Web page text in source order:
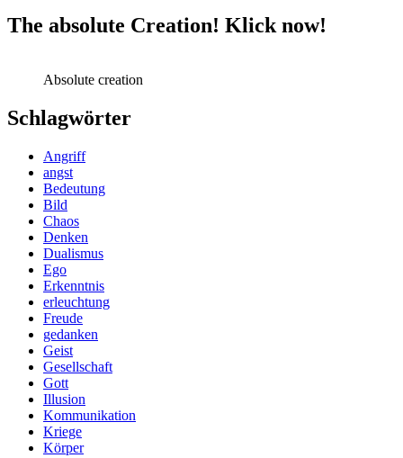
The absolute Creation! Klick now!
Absolute creation
Schlagwörter
Angriff
angst
Bedeutung
Bild
Chaos
Denken
Dualismus
Ego
Erkenntnis
erleuchtung
Freude
gedanken
Geist
Gesellschaft
Gott
Illusion
Kommunikation
Kriege
Körper